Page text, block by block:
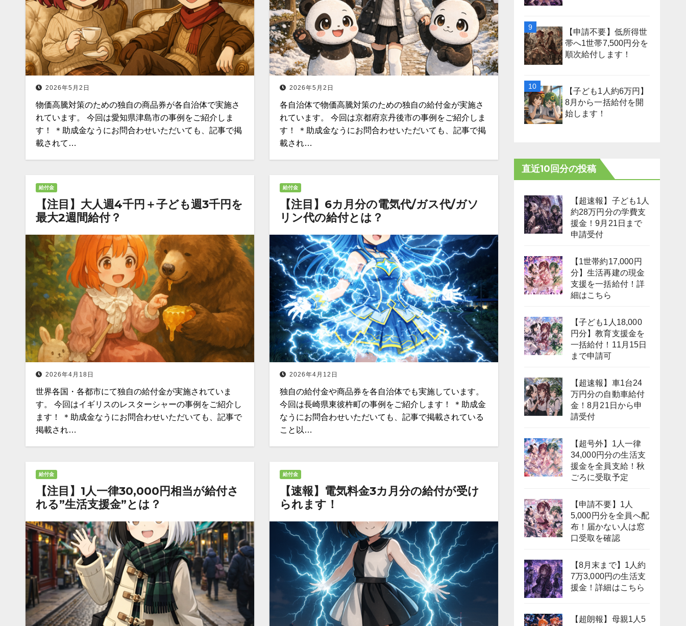
2026年5月2日
物価高騰対策のための独自の商品券が各自治体で実施さ
れています。 今回は愛知県津島市の事例をご紹介しま
す！ ＊助成金なうにお問合わせいただいても、記事で掲
載されて…
2026年5月2日
各自治体で物価高騰対策のための独自の給付金が実施さ
れています。 今回は京都府京丹後市の事例をご紹介しま
す！ ＊助成金なうにお問合わせいただいても、記事で掲
載され…
給付金
【注目】大人週4千円＋子ども週3千円を
最大2週間給付？
2026年4月18日
世界各国・各都市にて独自の給付金が実施されていま
す。 今回はイギリスのレスターシャーの事例をご紹介し
ます！ ＊助成金なうにお問合わせいただいても、記事で
掲載され…
給付金
【注目】6カ月分の電気代/ガス代/ガソ
リン代の給付とは？
2026年4月12日
独自の給付金や商品券を各自治体でも実施しています。
今回は長崎県東彼杵町の事例をご紹介します！ ＊助成金
なうにお問合わせいただいても、記事で掲載されている
こと以…
給付金
【注目】1人一律30,000円相当が給付さ
れる”生活支援金”とは？
給付金
【速報】電気料金3カ月分の給付が受け
られます！
【申請不要】低所得世
帯へ1世帯7,500円分を
順次給付します！
【子ども1人約6万円】
8月から一括給付を開
始します！
直近10回分の投稿
【超速報】子ども1人
約28万円分の学費支
援金！9月21日まで
申請受付
【1世帯約17,000円
分】生活再建の現金
支援を一括給付！詳
細はこちら
【子ども1人18,000
円分】教育支援金を
一括給付！11月15日
まで申請可
【超速報】車1台24
万円分の自動車給付
金！8月21日から申
請受付
【超号外】1人一律
34,000円分の生活支
援金を全員支給！秋
ごろに受取予定
【申請不要】1人
5,000円分を全員へ配
布！届かない人は窓
口受取を確認
【8月末まで】1人約
7万3,000円の生活支
援金！詳細はこちら
【超朗報】母親1人5